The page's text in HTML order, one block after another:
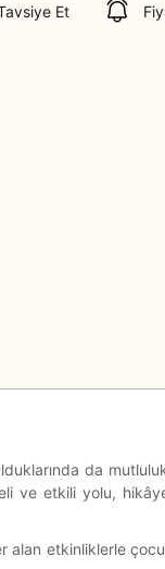
Et
da
ve etkili yolu,
alan etkinliklerle